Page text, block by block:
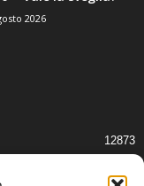
2026
12873